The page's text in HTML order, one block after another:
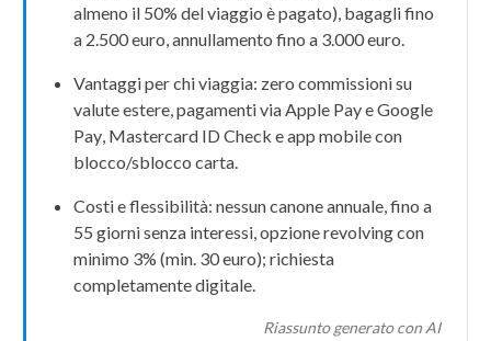
almeno il 50% del viaggio è pagato), bagagli fino
a 2.500 euro, annullamento fino a 3.000 euro.
Vantaggi per chi viaggia: zero commissionisu
valute estere, pagamenti viaApple PayeGoogle
Pay, Mastercard ID Check e app mobile con
blocco/sblocco carta.
Costi e flessibilità:nessun canone annuale, fino a
55 giornisenza interessi, opzione revolving con
minimo 3% (min. 30 euro); richiesta
completamentedigitale.
Riassunto generato con AI